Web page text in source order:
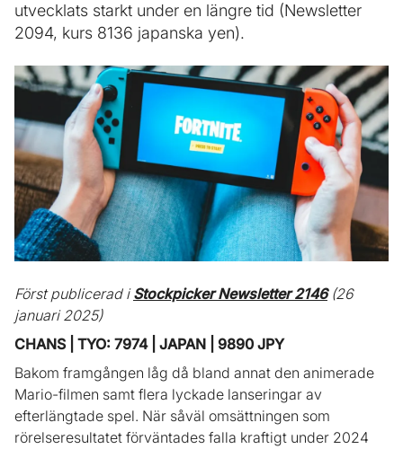
utvecklats starkt under en längre tid (Newsletter
2094, kurs 8136 japanska yen).
Först publicerad iStockpicker Newsletter 2146(26
januari 2025)
CHANS | TYO: 7974 | JAPAN | 9890 JPY
Bakom framgången låg då bland annat den animerade
Mario-filmen samt flera lyckade lanseringar av
efterlängtade spel. När såväl omsättningen som
rörelseresultatet förväntades falla kraftigt under 2024